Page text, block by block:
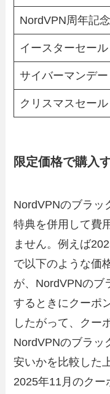
NordVPN周年記念
イースターセール
サイバーマンデー
クリスマスセール
限定価格で購入
NordVPNのブラッ
特典を併用して費
ません。例えば
で以下のような価
が、NordVPNのブ
するときにクーポ
したがって、クー
NordVPNのブラッ
安いかを比較した
2025年11月のクー